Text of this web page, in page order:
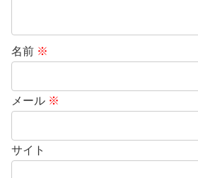
名前 ※
メール ※
サイト